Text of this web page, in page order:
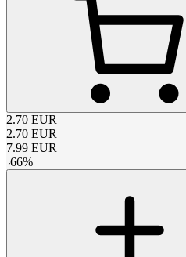
2.70 EUR
2.70 EUR
7.99 EUR
-66%